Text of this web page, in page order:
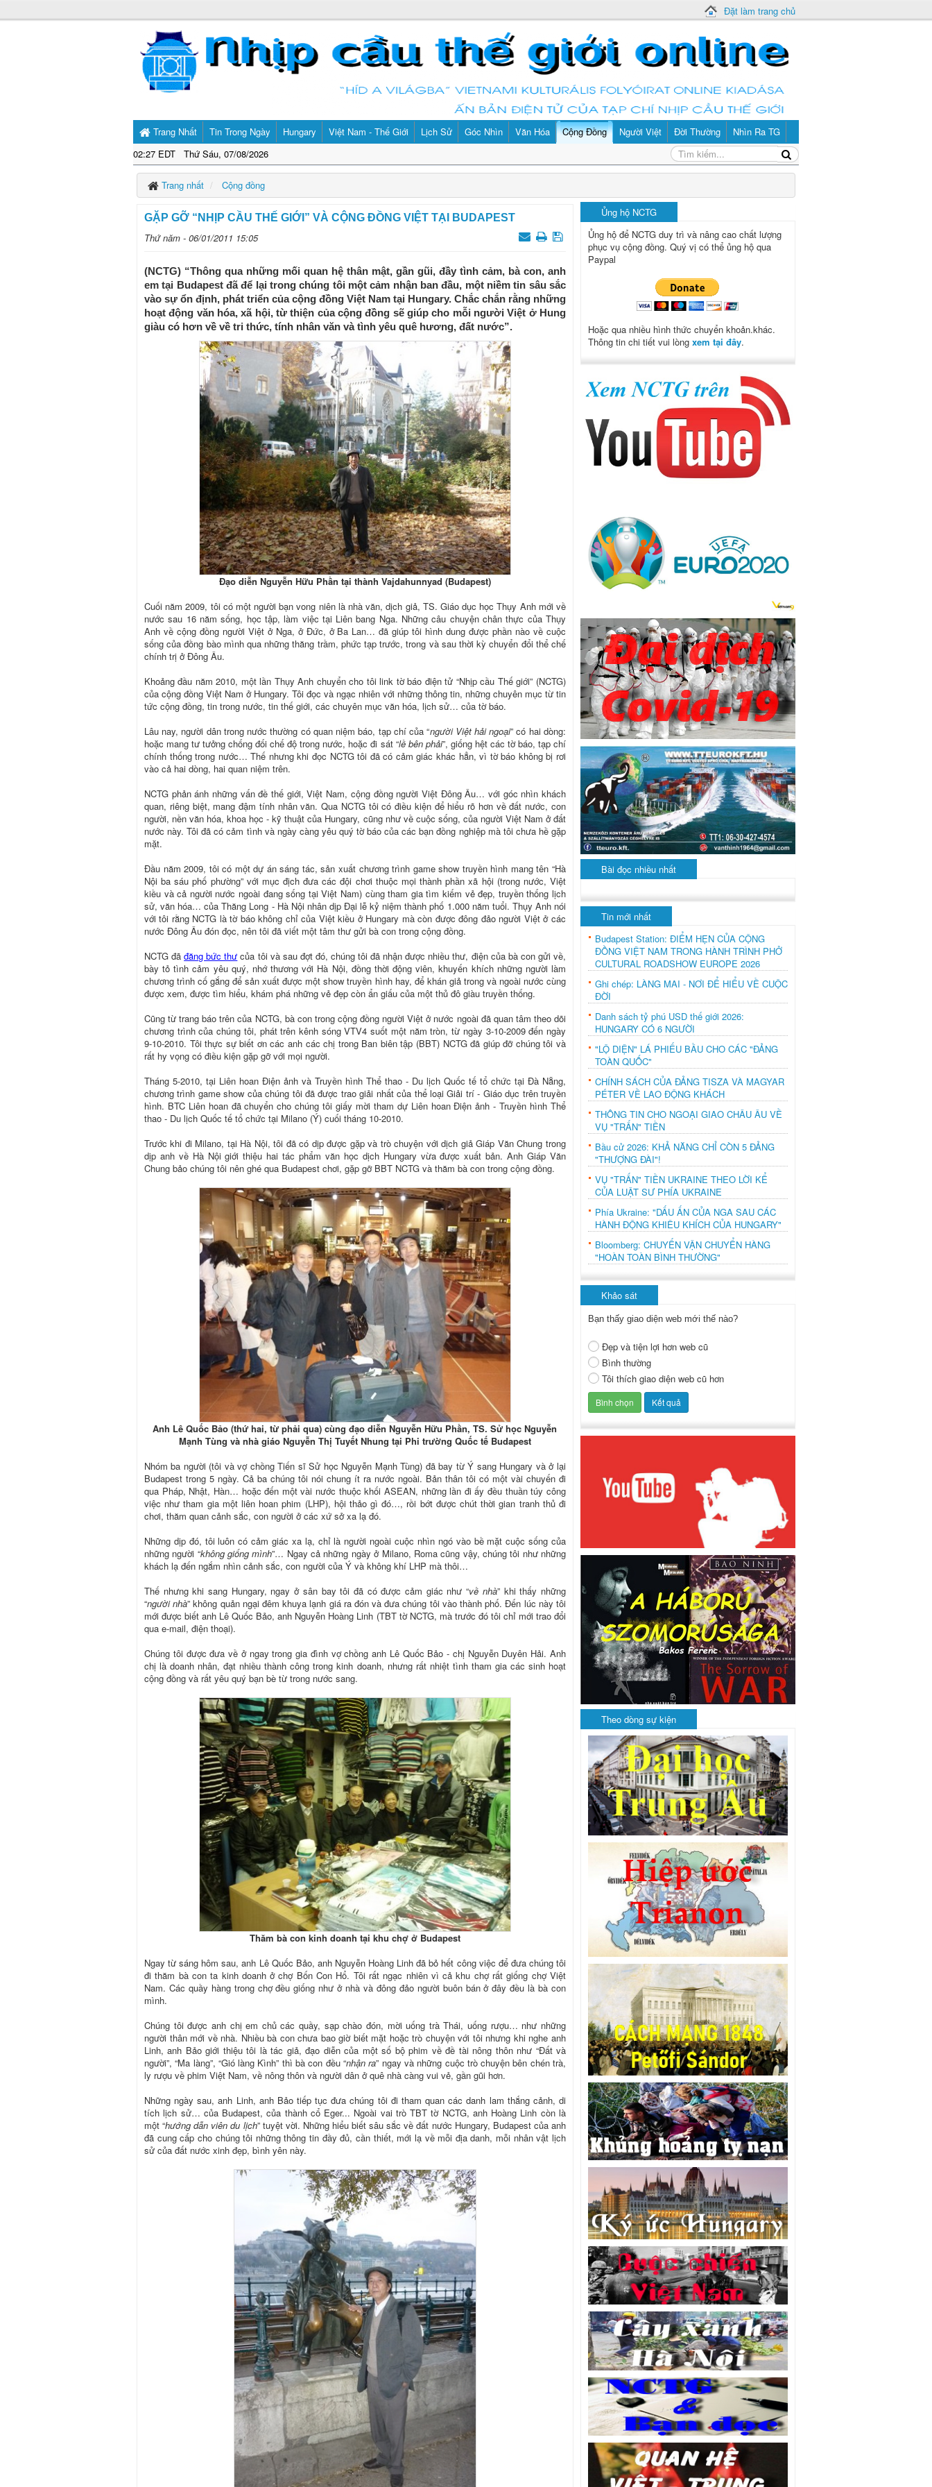
Đặt làm trang chủ
Trang Nhất
02:27 EDT Thứ Sáu, 07/08/2026
Tin Trong Ngày Hungary Việt Nam - Thế Giới Lịch Sử Góc Nhìn Văn Hóa Cộng Đồng Người Việt Đời Thường Nhìn Ra TG
Trang nhất Cộng đồng
GẶP GỠ “NHỊP CẦU THẾ GIỚI” VÀ CỘNG ĐỒNG VIỆT TẠI BUDAPEST
Thứ năm - 06/01/2011 15:05
(NCTG) “Thông qua những mối quan hệ thân mật, gần gũi, đầy tình cảm, bà con, anh
em tại Budapest đã để lại trong chúng tôi một cảm nhận ban đầu, một niềm tin sâu sắc
vào sự ổn định, phát triển của cộng đồng Việt Nam tại Hungary. Chắc chắn rằng những
hoạt động văn hóa, xã hội, từ thiện của cộng đồng sẽ giúp cho mỗi người Việt ở Hung
giàu có hơn về về tri thức, tính nhân văn và tình yêu quê hương, đất nước”.
Đạo diễn Nguyễn Hữu Phần tại thành Vajdahunnyad (Budapest)
Cuối năm 2009, tôi có một người bạn vong niên là nhà văn, dịch giả, TS. Giáo dục học Thụy Anh mới về
nước sau 16 năm sống, học tập, làm việc tại Liên bang Nga. Những câu chuyện chân thực của Thụy
Anh về cộng đồng người Việt ở Nga, ở Đức, ở Ba Lan… đã giúp tôi hình dung được phần nào về cuộc
sống của đồng bào mình qua những thăng trầm, phức tạp trước, trong và sau thời kỳ chuyển đổi thể chế
chính trị ở Đông Âu.
Khoảng đầu năm 2010, một lần Thụy Anh chuyển cho tôi link tờ báo điện tử “Nhịp cầu Thế giới” (NCTG)
của cộng đồng Việt Nam ở Hungary. Tôi đọc và ngạc nhiên với những thông tin, những chuyên mục từ tin
tức cộng đồng, tin trong nước, tin thế giới, các chuyên mục văn hóa, lịch sử… của tờ báo.
Lâu nay, người dân trong nước thường có quan niệm báo, tạp chí của “người Việt hải ngoại” có hai dòng:
hoặc mang tư tưởng chống đối chế độ trong nước, hoặc đi sát “lề bên phải”, giống hệt các tờ báo, tạp chí
chính thống trong nước… Thế nhưng khi đọc NCTG tôi đã có cảm giác khác hẳn, vì tờ báo không bị rơi
vào cả hai dòng, hai quan niệm trên.
NCTG phản ánh những vấn đề thế giới, Việt Nam, cộng đồng người Việt Đông Âu… với góc nhìn khách
quan, riêng biệt, mang đậm tính nhân văn. Qua NCTG tôi có điều kiện để hiểu rõ hơn về đất nước, con
người, nền văn hóa, khoa học - kỹ thuật của Hungary, cũng như về cuộc sống, của người Việt Nam ở đất
nước này. Tôi đã có cảm tình và ngày càng yêu quý tờ báo của các bạn đồng nghiệp mà tôi chưa hề gặp
mặt.
Đầu năm 2009, tôi có một dự án sáng tác, sản xuất chương trình game show truyền hình mang tên “Hà
Nội ba sáu phố phường” với mục địch đưa các đội chơi thuộc mọi thành phần xã hội (trong nước, Việt
kiều và cả người nước ngoài đang sống tại Việt Nam) cùng tham gia tìm kiếm vẻ đẹp, truyền thống lịch
sử, văn hóa… của Thăng Long - Hà Nội nhân dịp Đại lễ kỷ niệm thành phố 1.000 năm tuổi. Thụy Anh nói
với tôi rằng NCTG là tờ báo không chỉ của Việt kiều ở Hungary mà còn được đông đảo người Việt ở các
nước Đông Âu đón đọc, nên tôi đã viết một tâm thư gửi bà con trong cộng đồng.
NCTG đãđăng bức thư của tôi và sau đợt đó, chúng tôi đã nhận được nhiều thư, điện của bà con gửi về,
bày tỏ tình cảm yêu quý, nhớ thương với Hà Nội, đồng thời động viên, khuyến khích những người làm
chương trình cố gắng để sản xuất được một show truyền hình hay, để khán giả trong và ngoài nước cùng
được xem, được tìm hiểu, khám phá những vẻ đẹp còn ẩn giấu của một thủ đô giàu truyền thống.
Cũng từ trang báo trên của NCTG, bà con trong cộng đồng người Việt ở nước ngoài đã quan tâm theo dõi
chương trình của chúng tôi, phát trên kênh sóng VTV4 suốt một năm tròn, từ ngày 3-10-2009 đến ngày
9-10-2010. Tôi thực sự biết ơn các anh các chị trong Ban biên tập (BBT) NCTG đã giúp đỡ chúng tôi và
rất hy vọng có điều kiện gặp gỡ với mọi người.
Tháng 5-2010, tại Liên hoan Điện ảnh và Truyền hình Thể thao - Du lịch Quốc tế tổ chức tại Đà Nẵng,
chương trình game show của chúng tôi đã được trao giải nhất của thể loại Giải trí - Giáo dục trên truyền
hình. BTC Liên hoan đã chuyển cho chúng tôi giấy mời tham dự Liên hoan Điện ảnh - Truyền hình Thể
thao - Du lịch Quốc tế tổ chức tại Milano (Ý) cuối tháng 10-2010.
Trước khi đi Milano, tại Hà Nội, tôi đã có dịp được gặp và trò chuyện với dịch giả Giáp Văn Chung trong
dịp anh về Hà Nội giới thiệu hai tác phẩm văn học dịch Hungary vừa được xuất bản. Anh Giáp Văn
Chung bảo chúng tôi nên ghé qua Budapest chơi, gặp gỡ BBT NCTG và thăm bà con trong cộng đồng.
Anh Lê Quốc Bảo (thứ hai, từ phải qua) cùng đạo diễn Nguyễn Hữu Phần, TS. Sử học Nguyễn
Mạnh Tùng và nhà giáo Nguyễn Thị Tuyết Nhung tại Phi trường Quốc tế Budapest
Nhóm ba người (tôi và vợ chồng Tiến sĩ Sử học Nguyễn Mạnh Tùng) đã bay từ Ý sang Hungary và ở lại
Budapest trong 5 ngày. Cả ba chúng tôi nói chung ít ra nước ngoài. Bản thân tôi có một vài chuyến đi
qua Pháp, Nhật, Hàn… hoặc đến một vài nước thuộc khối ASEAN, những lần đi ấy đều thuần túy công
việc như tham gia một liên hoan phim (LHP), hội thảo gì đó…, rồi bớt được chút thời gian tranh thủ đi
chơi, thăm quan cảnh sắc, con người ở các xứ sở xa lạ đó.
Những dịp đó, tôi luôn có cảm giác xa lạ, chỉ là người ngoài cuộc nhìn ngó vào bề mặt cuộc sống của
những người “không giống mình”… Ngay cả những ngày ở Milano, Roma cũng vậy, chúng tôi như những
khách lạ đến ngắm nhìn cảnh sắc, con người của Ý và không khí LHP mà thôi…
Thế nhưng khi sang Hungary, ngay ở sân bay tôi đã có được cảm giác như “về nhà” khi thấy những
“người nhà” không quản ngại đêm khuya lạnh giá ra đón và đưa chúng tôi vào thành phố. Đến lúc này tôi
mới được biết anh Lê Quốc Bảo, anh Nguyễn Hoàng Linh (TBT tờ NCTG, mà trước đó tôi chỉ mới trao đổi
qua e-mail, điện thoại).
Chúng tôi được đưa về ở ngay trong gia đình vợ chồng anh Lê Quốc Bảo - chị Nguyễn Duyên Hải. Anh
chị là doanh nhân, đạt nhiều thành công trong kinh doanh, nhưng rất nhiệt tình tham gia các sinh hoạt
cộng đồng và rất yêu quý bạn bè từ trong nước sang.
Thăm bà con kinh doanh tại khu chợ ở Budapest
Ngay từ sáng hôm sau, anh Lê Quốc Bảo, anh Nguyễn Hoàng Linh đã bỏ hết công việc để đưa chúng tôi
đi thăm bà con ta kinh doanh ở chợ Bốn Con Hổ. Tôi rất ngạc nhiên vì cả khu chợ rất giống chợ Việt
Nam. Các quầy hàng trong chợ đều giống như ở nhà và đông đảo người buôn bán ở đây đều là bà con
mình.
Chúng tôi được anh chị em chủ các quầy, sạp chào đón, mời uống trà Thái, uống rượu… như những
người thân mới về nhà. Nhiều bà con chưa bao giờ biết mặt hoặc trò chuyện với tôi nhưng khi nghe anh
Linh, anh Bảo giới thiệu tôi là tác giả, đạo diễn của một số bộ phim về đề tài nông thôn như “Đất và
người”, “Ma làng”, “Gió làng Kình” thì bà con đều “nhận ra” ngay và những cuộc trò chuyện bên chén trà,
ly rượu về phim Việt Nam, về nông thôn và người dân ở quê nhà càng vui vẻ, gần gũi hơn.
Những ngày sau, anh Linh, anh Bảo tiếp tục đưa chúng tôi đi tham quan các danh lam thắng cảnh, di
tích lịch sử… của Budapest, của thành cổ Eger... Ngoài vai trò TBT tờ NCTG, anh Hoàng Linh còn là
một “hướng dẫn viên du lịch” tuyệt vời. Những hiểu biết sâu sắc về đất nước Hungary, Budapest của anh
đã cung cấp cho chúng tôi những thông tin đầy đủ, cần thiết, mới lạ về mỗi địa danh, mỗi nhân vật lịch
sử của đất nước xinh đẹp, bình yên này.
Ủng hộ NCTG
Ủng hộ để NCTG duy trì và nâng cao chất lượng
phục vụ cộng đồng. Quý vị có thể ủng hộ qua
Paypal
Hoặc qua nhiều hình thức chuyển khoản.khác.
Thông tin chi tiết vui lòng xem tại đây.
Bài đọc nhiều nhất
Tin mới nhất
Budapest Station: ĐIỂM HẸN CỦA CỘNG
ĐỒNG VIỆT NAM TRONG HÀNH TRÌNH PHỞ
CULTURAL ROADSHOW EUROPE 2026
Ghi chép: LÀNG MAI - NƠI ĐỂ HIỂU VỀ CUỘC
ĐỜI
Danh sách tỷ phú USD thế giới 2026:
HUNGARY CÓ 6 NGƯỜI
"LỘ DIỆN" LÁ PHIẾU BẦU CHO CÁC "ĐẢNG
TOÀN QUỐC"
CHÍNH SÁCH CỦA ĐẢNG TISZA VÀ MAGYAR
PÉTER VỀ LAO ĐỘNG KHÁCH
THÔNG TIN CHO NGOẠI GIAO CHÂU ÂU VỀ
VỤ "TRẤN" TIỀN
Bầu cử 2026: KHẢ NĂNG CHỈ CÒN 5 ĐẢNG
"THƯỢNG ĐÀI"!
VỤ "TRẤN" TIỀN UKRAINE THEO LỜI KỂ
CỦA LUẬT SƯ PHÍA UKRAINE
Phía Ukraine: "DẤU ẤN CỦA NGA SAU CÁC
HÀNH ĐỘNG KHIÊU KHÍCH CỦA HUNGARY"
Bloomberg: CHUYẾN VẬN CHUYỂN HÀNG
"HOÀN TOÀN BÌNH THƯỜNG"
Khảo sát
Bạn thấy giao diện web mới thế nào?
Đẹp và tiện lợi hơn web cũ
Bình thường
Tôi thích giao diện web cũ hơn
Theo dòng sự kiện